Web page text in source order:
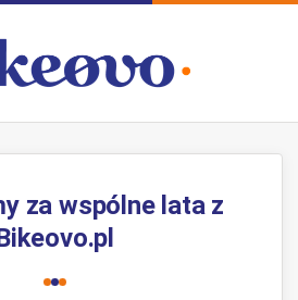
za wspólne lata z